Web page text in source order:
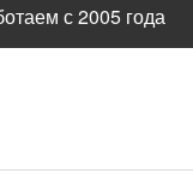
с 2005 года